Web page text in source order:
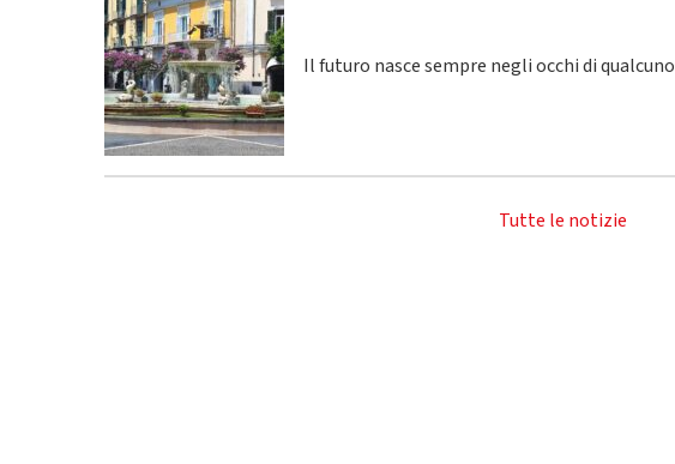
Il futuro nasce sempre negli occhi di qualcuno
Tutte le notizie